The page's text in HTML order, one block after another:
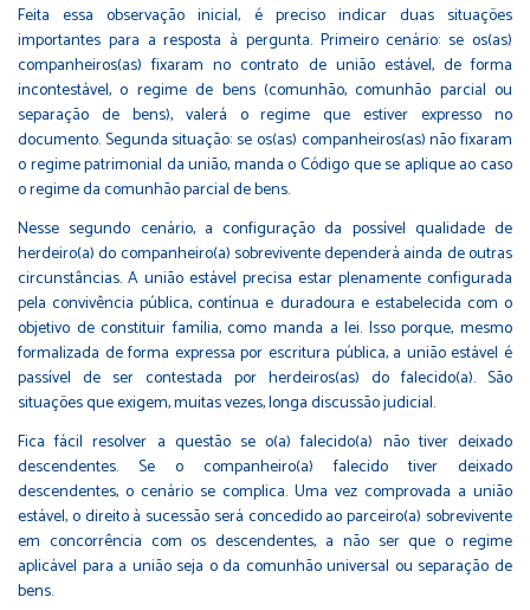
Feita essa observação inicial, é preciso indicar duas situações
importantes para a resposta à pergunta. Primeiro cenário: se os(as)
companheiros(as) fixaram no contrato de união estável, de forma
incontestável, o regime de bens (comunhão, comunhão parcial ou
separação de bens), valerá o regime que estiver expresso no
documento. Segunda situação: se os(as) companheiros(as) não fixaram
o regime patrimonial da união, manda o Código que se aplique ao caso
o regime da comunhão parcial de bens.
Nesse segundo cenário, a configuração da possível qualidade de
herdeiro(a) do companheiro(a) sobrevivente dependerá ainda de outras
circunstâncias. A união estável precisa estar plenamente configurada
pela convivência pública, contínua e duradoura e estabelecida com o
objetivo de constituir família, como manda a lei. Isso porque, mesmo
formalizada de forma expressa por escritura pública, a união estável é
passível de ser contestada por herdeiros(as) do falecido(a). São
situações que exigem, muitas vezes, longa discussão judicial.
Fica fácil resolver a questão se o(a) falecido(a) não tiver deixado
descendentes. Se o companheiro(a) falecido tiver deixado
descendentes, o cenário se complica. Uma vez comprovada a união
estável, o direito à sucessão será concedido ao parceiro(a) sobrevivente
em concorrência com os descendentes, a não ser que o regime
aplicável para a união seja o da comunhão universal ou separação de
bens.